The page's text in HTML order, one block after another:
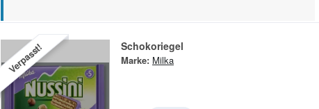
Verpasst! Schokoriegel
Marke: Milka